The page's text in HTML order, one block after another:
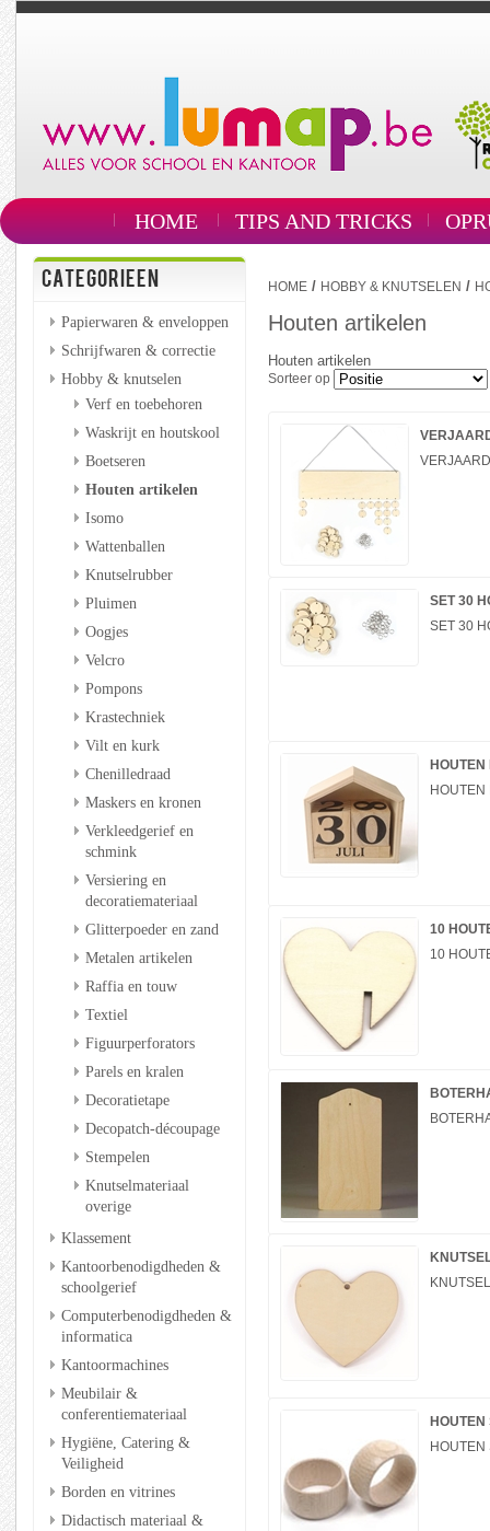
HOME TIPS AND TRICKS
CATEGORIEEN
Papierwaren & enveloppen
Schrijfwaren & correctie
Hobby & knutselen
Verf en toebehoren
Waskrijt en houtskool
Boetseren
Houten artikelen
Isomo
Wattenballen
Knutselrubber
Pluimen
Oogjes
Velcro
Pompons
Krastechniek
Vilt en kurk
Chenilledraad
Maskers en kronen
Verkleedgerief en
schmink
Versiering en
decoratiemateriaal
Glitterpoeder en zand
Metalen artikelen
Raffia en touw
Textiel
Figuurperforators
Parels en kralen
Decoratietape
Decopatch-découpage
Stempelen
Knutselmateriaal
overige
Klassement
Kantoorbenodigdheden &
schoolgerief
Computerbenodigdheden &
informatica
Kantoormachines
Meubilair &
conferentiemateriaal
Hygiëne, Catering &
Veiligheid
Borden en vitrines
Didactisch materiaal &
HOME / HOBBY & KNUTSELEN /
Houten artikelen
Houten artikelen
Sorteer op
SET 30
SET 30
10
10